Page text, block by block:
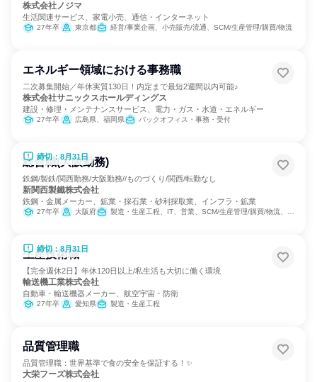
株式会社ノジマ
生活関連サービス、家電小売、通信・インターネット
27年卒 東京都 経営/事業企画、小売販売/流通、SCM/生産管理/購買/物流
エネルギー領域における事務職
二次募集開始／年休実質130日！内定まで最短2週間以内可能♪
株式会社サニックスホールディングス
建設・修理・メンテナンスサービス、電力・ガス・水道・エネルギー
27年卒 広島県、福岡県 バックオフィス・事務・受付
締切：8月31日
総合職(大阪勤務)
鉄鋼/製鉄/関西勤務/大阪勤務//ものづくり/関西/転勤なし
新関西製鐵株式会社
鉄鋼・金属メーカー、鉱業・採石業・砂利採取業、インフラ・鉱業
27年卒 大阪府 製造・生産工程、IT、営業、SCM/生産管理/購買/物流、経理/税務/財務、人事、総務
締切：8月31日
生産技術職
【完全週休2日】年休120日以上/私生活も大切に働く環境
輸送機工業株式会社
自動車・輸送機器メーカー、航空宇宙・防衛
27年卒 愛知県 製造・生産工程
品質管理職
品質管理職：世界基準で食の安全を保証する！✨
大栄フーズ株式会社